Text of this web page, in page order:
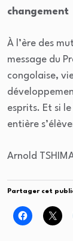
changement
À l’ère des
message du
congolaise,
esprits. Et si
entière
Arnold
Partager cet